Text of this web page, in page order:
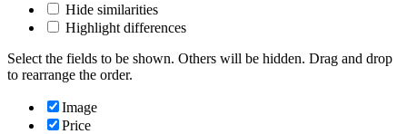
Hide similarities
Highlight differences
Select the fields to be shown. Others will be hidden. Drag and drop
to rearrange the order.
Image
Price